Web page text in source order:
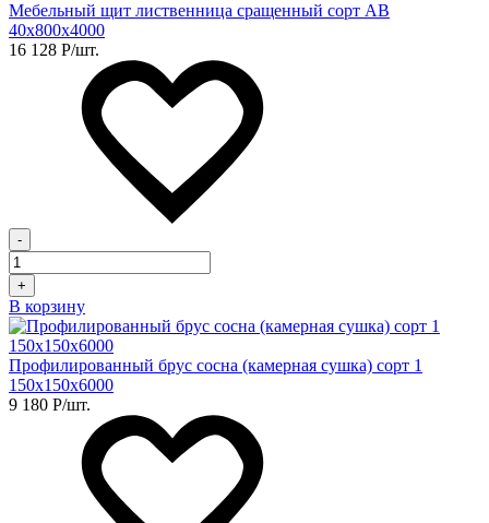
Мебельный щит лиственница сращенный сорт АВ
40х800х4000
16 128 Р/шт.
-
+
В корзину
Профилированный брус сосна (камерная сушка) сорт 1
150х150х6000
9 180 Р/шт.